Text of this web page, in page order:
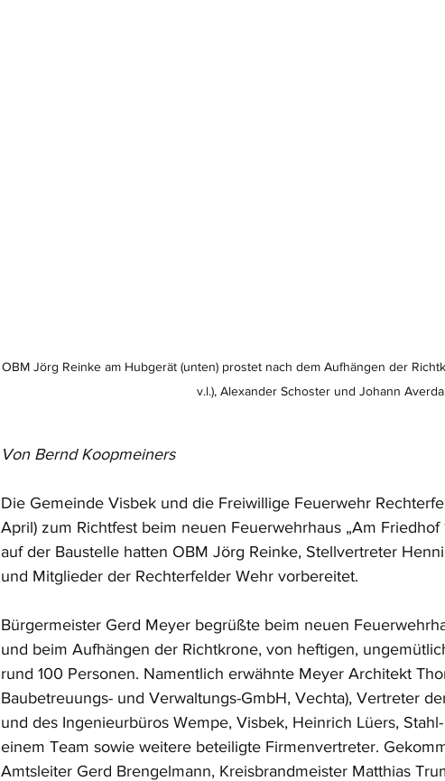
OBM Jörg Reinke am Hubgerät (unten) prostet nach dem Aufhängen der
v.l.), Alexander Schoster und Johann
Von Bernd Koopmeiners
Die Gemeinde Visbek und die Freiwillige Feuerwehr
April) zum Richtfest beim neuen Feuerwehrhaus „Am Friedhof
auf der Baustelle hatten OBM Jörg Reinke, Stellvertreter
und Mitglieder der Rechterfelder Wehr vorbereitet.
Bürgermeister Gerd Meyer begrüßte beim neuen
und beim Aufhängen der Richtkrone, von heftigen,
rund 100 Personen. Namentlich erwähnte Meyer Architekt
Baubetreuungs- und Verwaltungs-GmbH, Vechta), Vertreter
und des Ingenieurbüros Wempe, Visbek, Heinrich Lüers,
einem Team sowie weitere beteiligte Firmenvertreter.
Amtsleiter Gerd Brengelmann, Kreisbrandmeister Matthias